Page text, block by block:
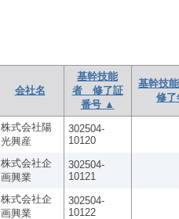
会社名
基幹技能
者 修了証
番号 ▲
基幹技
修了
株式会社陽
光興産
302504-
10120
株式会社企
画興業
302504-
10121
株式会社企
画興業
302504-
10122